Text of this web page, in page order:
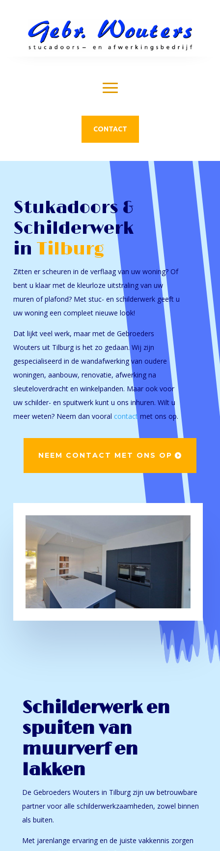
CONTACT
Stukadoors &
Schilderwerk
in Tilburg
Zitten er scheuren in de verflaag van uw woning? Of
bent u klaar met de kleurloze uitstraling van uw
muren of plafond? Met stuc- en schilderwerk geeft u
uw woning een compleet nieuwe look!
Dat lijkt veel werk, maar met de Gebroeders
Wouters uit Tilburg is het zo gedaan. Wij zijn
gespecialiseerd in de wandafwerking van oudere
woningen, aanbouw, renovatie, afwerking na
sleuteloverdracht en winkelpanden. Maar ook voor
uw schilder- en spuitwerk kunt u ons inhuren. Wilt u
meer weten? Neem dan vooral contact met ons op.
NEEM CONTACT MET ONS OP
Schilderwerk en
spuiten van
muurverf en
lakken
De Gebroeders Wouters in Tilburg zijn uw betrouwbare
partner voor alle schilderwerkzaamheden, zowel binnen
als buiten.
Met jarenlange ervaring en de juiste vakkennis zorgen